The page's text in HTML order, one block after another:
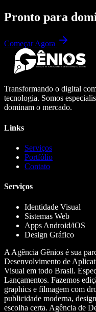
Pronto para
Começar Agora
Transformando o digital
tecnologia. Somos
dominam o mercado.
Links
Serviços
Portfólio
Contato
Serviços
Identidade Visual
Sistemas Web
Apps Android/iOS
Design Gráfico
A Agência Gênios é sua
Desenvolvimento de
Visual em todo Brasil.
Lançamentos. Fazemos
graphics e filmagem com
publicidade moderna,
escolha certa. Agência de